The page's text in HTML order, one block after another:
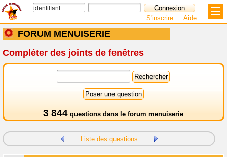
FORUM MENUISERIE
S'inscrire Aide
Compléter des joints de fenêtres
3 844 questions dans le forum menuiserie
Liste des questions